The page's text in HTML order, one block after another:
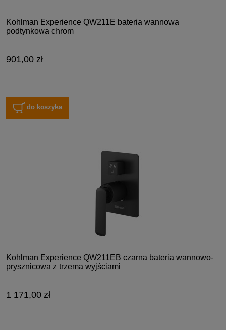
Kohlman Experience QW211E bateria wannowa
podtynkowa chrom
901,00 zł
do koszyka
Kohlman Experience QW211EB czarna bateria wannowo-
prysznicowa z trzema wyjściami
1 171,00 zł